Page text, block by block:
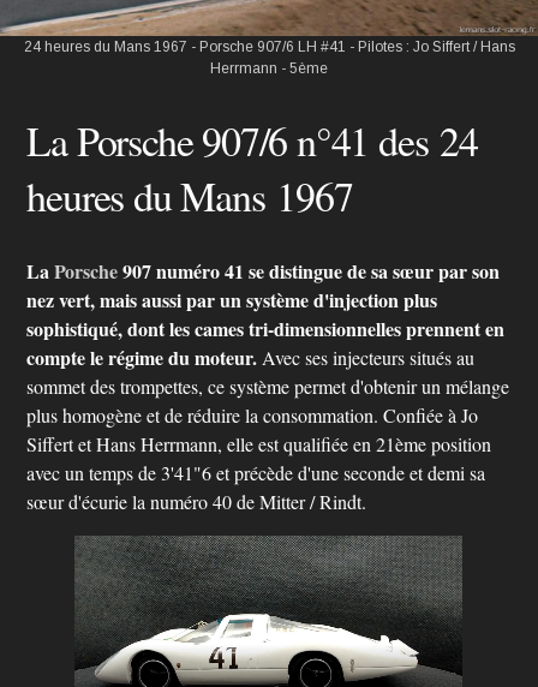
24 heures du Mans 1967 - Porsche 907/6 LH #41 - Pilotes : Jo Siffert / Hans
Herrmann - 5ème
La Porsche 907/6 n°41 des 24
heures du Mans 1967
LaPorsche907 numéro 41 se distingue de sa sœur par son
nez vert, mais aussi par un système d'injection plus
sophistiqué, dont les cames tri-dimensionnelles prennent en
compte le régime du moteur.Avec ses injecteurs situés au
sommet des trompettes, ce système permet d'obtenir un mélange
plus homogène et de réduire la consommation. Confiée à Jo
Siffert et Hans Herrmann, elle est qualifiée en 21ème position
avec un temps de 3'41"6 et précède d'une seconde et demi sa
sœur d'écurie la numéro 40 de Mitter / Rindt.